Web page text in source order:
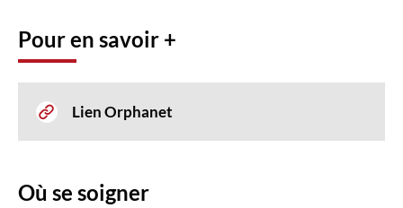
Pour en savoir +
Lien Orphanet
Où se soigner